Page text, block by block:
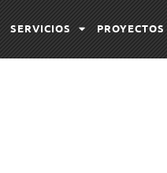
SERVICIOS PROYECTOS